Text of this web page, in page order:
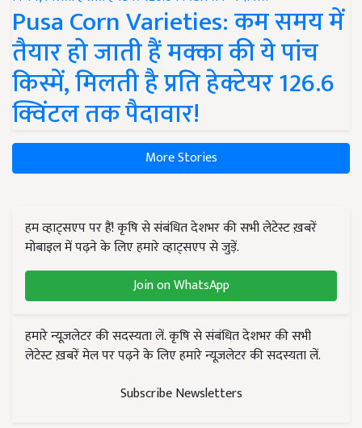
Pusa Corn Varieties: कम समय में
तैयार हो जाती हैं मक्का की ये पांच
किस्में, मिलती है प्रति हेक्टेयर 126.6
क्विंटल तक पैदावार!
More Stories
हम व्हाट्सएप पर हैं! कृषि से संबंधित देशभर की सभी लेटेस्ट ख़बरें
मोबाइल में पढ़ने के लिए हमारे व्हाट्सएप से जुड़ें.
Join on WhatsApp
हमारे न्यूज़लेटर की सदस्यता लें. कृषि से संबंधित देशभर की सभी
लेटेस्ट ख़बरें मेल पर पढ़ने के लिए हमारे न्यूज़लेटर की सदस्यता लें.
Subscribe Newsletters